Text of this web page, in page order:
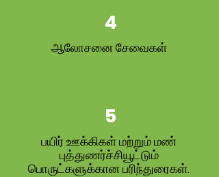
4
ஆலோசனை சேவைகள்
5
பயிர் ஊக்கிகள் மற்றும் மண்
புத்துணர்ச்சியூட்டும்
பொருட்களுக்கான பரிந்துரைகள்.